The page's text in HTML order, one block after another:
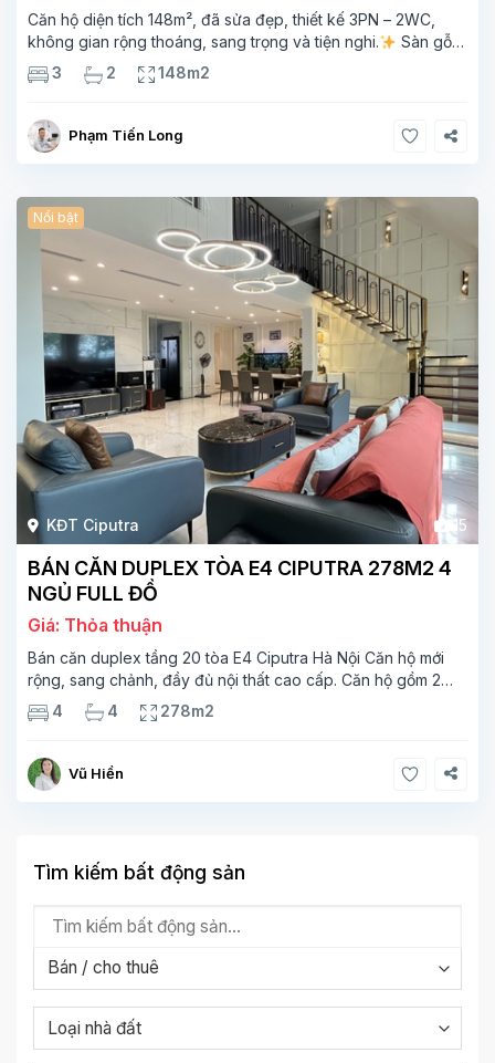
Căn hộ diện tích 148m², đã sửa đẹp, thiết kế 3PN – 2WC,
không gian rộng thoáng, sang trọng và tiện nghi.
Sàn gỗ
cao cấp, ánh sáng tự nhiên chan hòa, view hồ Tây đắt giá –
mang lại
3 2 148m2
Phạm Tiến Long
KĐT Ciputra 15
Nổi bật
BÁN CĂN DUPLEX TÒA E4 CIPUTRA 278M2 4
NGỦ FULL ĐỒ
Giá: Thỏa thuận
Bán căn duplex tầng 20 tòa E4 Ciputra Hà Nội Căn hộ mới
rộng, sang chảnh, đầy đủ nội thất cao cấp. Căn hộ gồm 2
tầng. Tầng 1 rộng 142m2 bao gồm phòng khách, phòng ăn,
phòng bếp, 2 phòng ngủ,
4 4 278m2
Vũ Hiền
Tìm kiếm bất động sản